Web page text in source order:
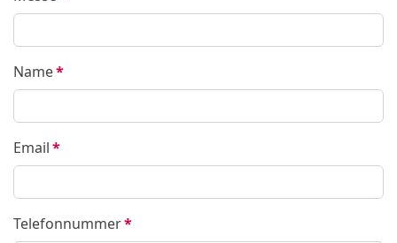
Name*
Email*
Telefonnummer*